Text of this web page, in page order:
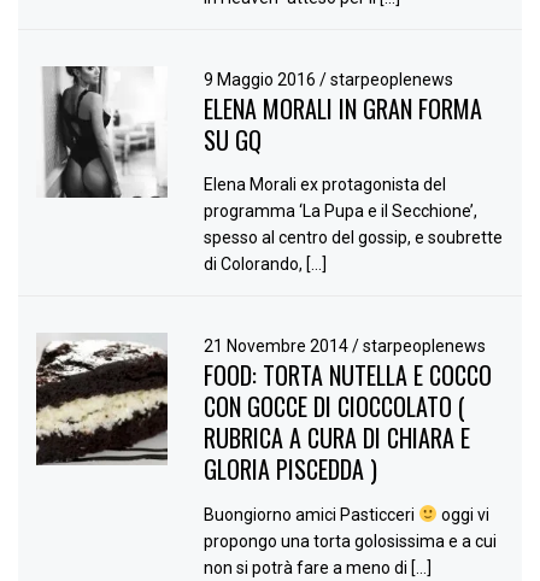
9 Maggio 2016/ starpeoplenews
ELENA MORALI IN GRAN FORMA
SU GQ
Elena Morali ex protagonista del
programma ‘La Pupa e il Secchione’,
spesso al centro del gossip, e soubrette
di Colorando, […]
21 Novembre 2014/ starpeoplenews
FOOD: TORTA NUTELLA E COCCO
CON GOCCE DI CIOCCOLATO (
RUBRICA A CURA DI CHIARA E
GLORIA PISCEDDA )
Buongiorno amici Pasticceri
oggi vi
propongo una torta golosissima e a cui
non si potrà fare a meno di […]